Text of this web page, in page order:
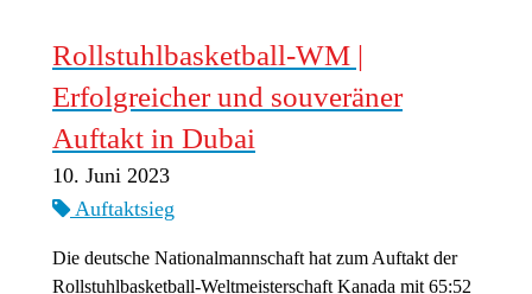
Rollstuhlbasketball-WM |
Erfolgreicher und souveräner
Auftakt in Dubai
10. Juni 2023
Auftaktsieg
Die deutsche Nationalmannschaft hat zum Auftakt der
Rollstuhlbasketball-Weltmeisterschaft Kanada mit 65:52